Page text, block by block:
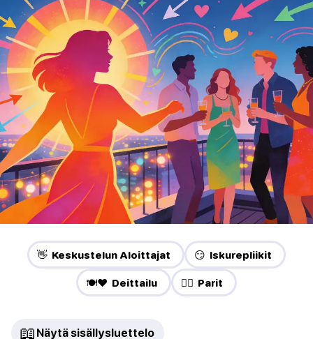
👋 Keskustelun Aloittajat 😏 Iskurepliikit
🍽️❤️ Deittailu ❤️‍🔥 Parit
📖 Näytä sisällysluettelo